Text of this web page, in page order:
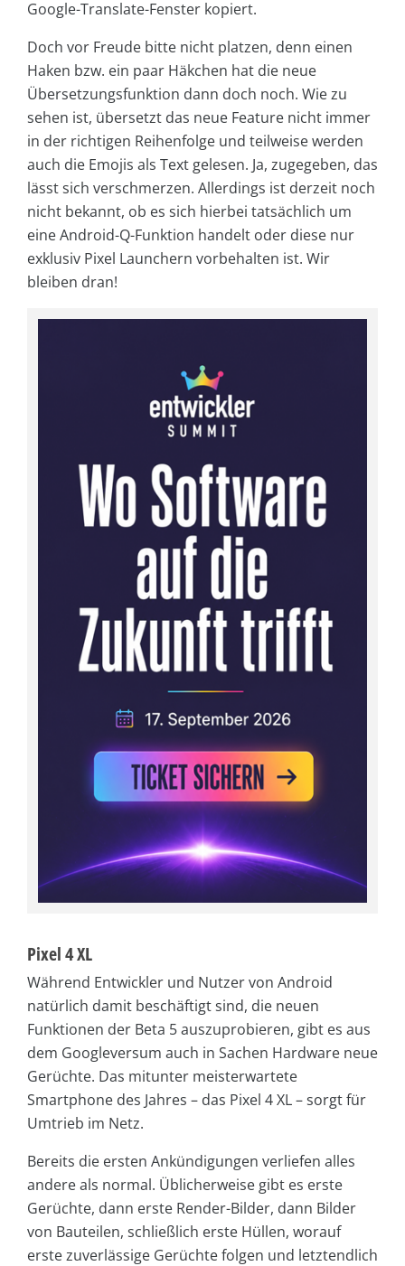
Google-Translate-Fenster kopiert.
Doch vor Freude bitte nicht platzen, denn einen
Haken bzw. ein paar Häkchen hat die neue
Übersetzungsfunktion dann doch noch. Wie zu
sehen ist, übersetzt das neue Feature nicht immer
in der richtigen Reihenfolge und teilweise werden
auch die Emojis als Text gelesen. Ja, zugegeben, das
lässt sich verschmerzen. Allerdings ist derzeit noch
nicht bekannt, ob es sich hierbei tatsächlich um
eine Android-Q-Funktion handelt oder diese nur
exklusiv Pixel Launchern vorbehalten ist. Wir
bleiben dran!
Pixel 4 XL
Während Entwickler und Nutzer von Android
natürlich damit beschäftigt sind, die neuen
Funktionen der Beta 5 auszuprobieren, gibt es aus
dem Googleversum auch in Sachen Hardware neue
Gerüchte. Das mitunter meisterwartete
Smartphone des Jahres – das Pixel 4 XL – sorgt für
Umtrieb im Netz.
Bereits die ersten Ankündigungen verliefen alles
andere als normal. Üblicherweise gibt es erste
Gerüchte, dann erste Render-Bilder, dann Bilder
von Bauteilen, schließlich erste Hüllen, worauf
erste zuverlässige Gerüchte folgen und letztendlich